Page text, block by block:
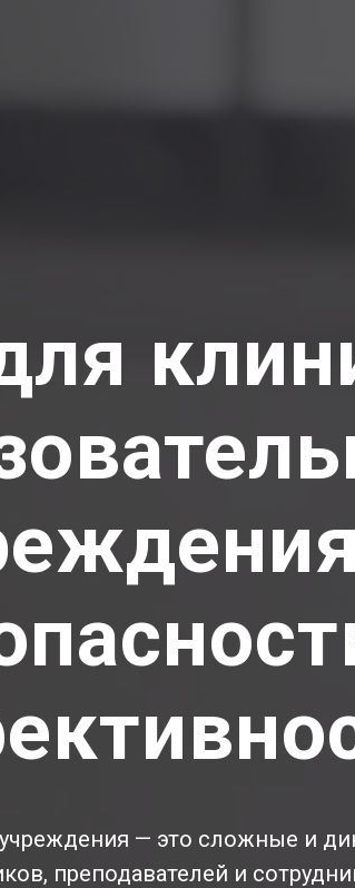
— это сложные и
преподавателей и